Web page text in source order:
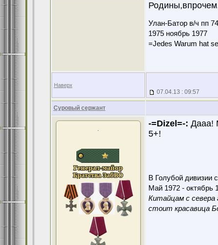
Улан-Батор в/ч пп
1975 ноябрь 1977
=Jedes Warum hat
Наверх
07.04.13 : 09:57
Суровый сержант
.
-=Dizel=-: Дааа!
5+!
В Голубой дивизии
Май 1972 - октябрь
Китайцам с севера
стоит красавица